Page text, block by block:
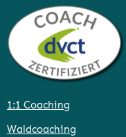
1:1 Coaching
Waldcoaching